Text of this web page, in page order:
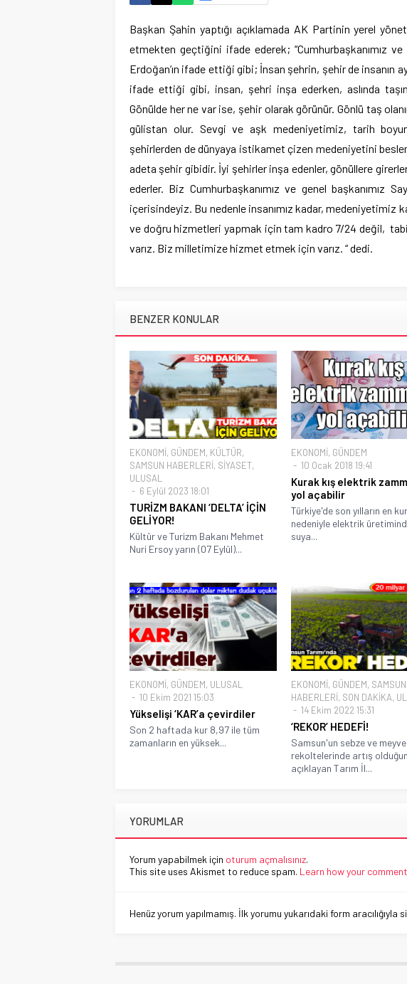
Başkan Şahin yaptığı açıklamada AK Partinin yerel
etmekten geçtiğini ifade ederek; “Cumhurbaşkanımız ve
Erdoğan’ın ifade ettiği gibi; İnsan şehrin, şehir de insanın
ifade ettiği gibi, insan, şehri inşa ederken, aslında
Gönülde her ne var ise, şehir olarak görünür. Gönlü taş
gülistan olur. Sevgi ve aşk medeniyetimiz, tarih
şehirlerden de dünyaya istikamet çizen medeniyetini
adeta şehir gibidir. İyi şehirler inşa edenler, gönüllere
ederler. Biz Cumhurbaşkanımız ve genel başkanımız
içerisindeyiz. Bu nedenle insanımız kadar, medeniyetimiz
ve doğru hizmetleri yapmak için tam kadro 7/24 değil,
varız. Biz milletimize hizmet etmek için varız. “ dedi.
BENZER KONULAR
EKONOMİ, GÜNDEM, KÜLTÜR,
SAMSUN HABERLERİ, SİYASET,
ULUSAL
6 Eylül 2023 18:01
TURİZM BAKANI ‘DELTA’ İÇİN
GELİYOR!
Kültür ve Turizm Bakanı Mehmet
Nuri Ersoy yarın (07 Eylül)...
EKONOMİ, GÜNDEM
10 Ocak 2018 19:41
Kurak kış elektrik
yol açabilir
Türkiye'de son yılların en
nedeniyle elektrik
suya...
EKONOMİ, GÜNDEM, ULUSAL
10 Ekim 2021 15:03
Yükselişi ‘KAR’a çevirdiler
Son 2 haftada kur 8,97 ile tüm
zamanların en yüksek...
EKONOMİ, GÜNDEM, SAMSUN
HABERLERİ, SON DAKİKA,
14 Ekim 2022 15:31
‘REKOR’ HEDEFİ!
Samsun'un sebze ve meyve
rekoltelerinde artış
açıklayan Tarım İl...
YORUMLAR
Yorum yapabilmek için oturum açmalısınız.
This site uses Akismet to reduce spam. Learn how your
Henüz yorum yapılmamış. İlk yorumu yukarıdaki form aracılığıyla